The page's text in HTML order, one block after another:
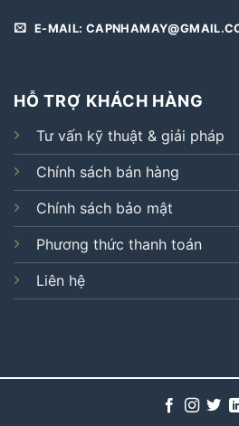
E-MAIL:
HỖ TRỢ KHÁCH HÀNG
Tư vấn kỹ thuật & giải pháp
Chính sách bán hàng
Chính sách bảo mật
Phương thức thanh toán
Liên hệ